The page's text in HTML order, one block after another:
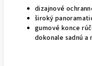
dizajnové
široký
gumové konce
dokonale sadnú a